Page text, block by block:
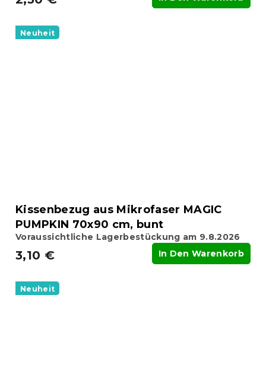
Neuheit
Kissenbezug aus Mikrofaser MAGIC
PUMPKIN 70x90 cm, bunt
Voraussichtliche Lagerbestückung am 9.8.2026
3,10 € In Den Warenkorb
Neuheit